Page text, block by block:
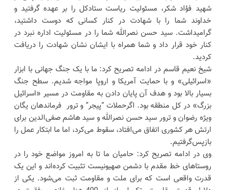
شهید فؤاد شکر، مسئولیت ریاست ستادکل را بر عهده گرفتید و
خداوند شما را با شهادت در کنار کسانی که دوست داشتید،
گرامیداشت. سید حسن نصرالله شما را در مسئولیت اداره نبرد در
کنار خود قرار داد و شما همراه با ایشان نشان شهادت را دریافت
کردید.
شیخ نعیم قاسم در ادامه تصریح کرد: ما با یک جنگ جهانی با ابزار
«اسرائیلی» و با حمایت آمریکا و اروپا مواجه شدیم. سطح جنگ
بسیار بالا بود و هدف آن پایان دادن به مقاومت در مسیر «اسرائیل
بزرگ» در کل منطقه بود. اگرحملات “پیجر” و ترور فرماندهان یگان
ویژه رضوان و ترور سید حسن نصرالله و سید هاشم صفی‌الدین برای
ارتش هر کشوری اتفاق می‌افتاد، سقوط می‌کرد، اما ما ابتکار عمل را
بازپس‌گرفتیم.
وی در ادامه تصریح کرد: حامیان ما تا به امروز مواضع خود را در
روستاهای خط مقدم با دشمن صهیونیست تثبیت کرده‌اند و این یک
قدرت واقعی است که برای ملت و مقاومت ثبت می‌شود. یکی از